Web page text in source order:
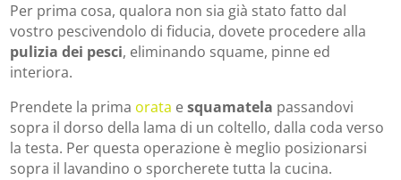
Per prima cosa, qualora non sia già stato fatto dal
vostro pescivendolo di fiducia, dovete procedere alla
pulizia dei pesci, eliminando squame, pinne ed
interiora.
Prendete la prima orata esquamatela passandovi
sopra il dorso della lama di un coltello, dalla coda verso
la testa. Per questa operazione è meglio posizionarsi
sopra il lavandino o sporcherete tutta la cucina.